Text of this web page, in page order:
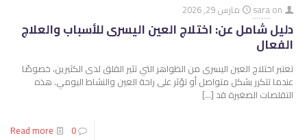
saraon مارس 29, 2026
دليل شامل عن: اختلاج العين اليسرى للأسباب والعلاج
الفعال
تعتبر اختلاج العين اليسرى من الظواهر التي تثير القلق لدى الكثيرين، خصوصًا
عندما تتكرر بشكل متواصل أو تؤثر على راحة العين والنشاط اليومي. هذه
التقلصات الصغيرة قد […]
0
Read more